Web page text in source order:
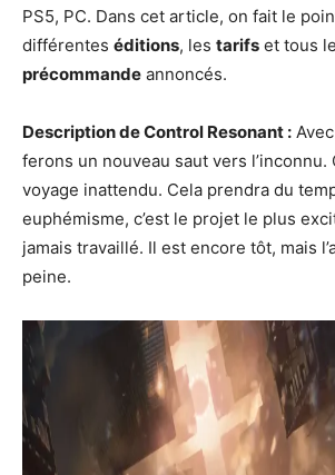
PS5, PC. Dans cet article, on fait le
différentes éditions, les tarifs et tous
précommande annoncés.
Description de Control Resonant : Avec
ferons un nouveau saut vers l’inconnu.
voyage inattendu. Cela prendra du
euphémisme, c’est le projet le plus
jamais travaillé. Il est encore tôt, mais
peine.